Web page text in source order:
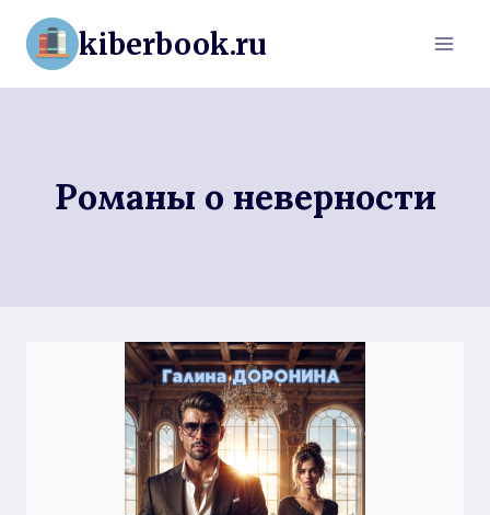
Перейти
содержимому
kiberbook.ru
Романы о неверности